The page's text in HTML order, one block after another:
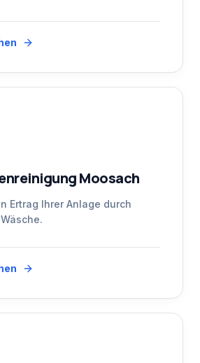
Moosach
Ertrag Ihrer Anlage durch